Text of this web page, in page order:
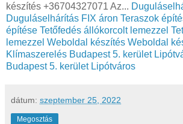
készítés +36704327071 Az...
Duguláselhárítás FIX áron Teraszok
építése Tetőfedés állókorcolt lemezzel
lemezzel Weboldal készítés Weboldal
Klímaszerelés Budapest 5. kerület
Budapest 5. kerület Lipótváros
dátum: szeptember 25, 2022
Megosztás